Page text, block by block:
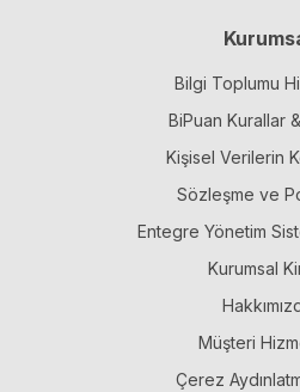
Bilgi Toplumu
BiPuan Kurallar
Kişisel Verilerin
Sözleşme ve
Entegre Yönetim
Kurumsal
Müşteri
Çerez